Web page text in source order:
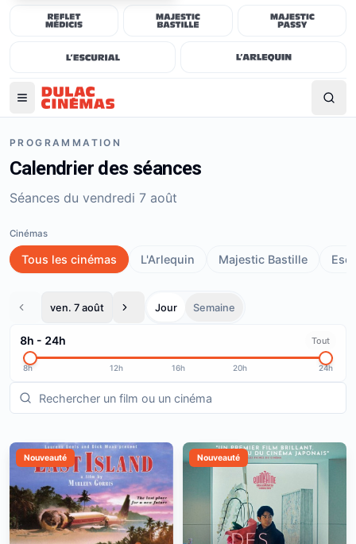
PROGRAMMATION
Calendrier des séances
Séances du vendredi 7 août
ven. 7 août Jour Semaine
8h - 24h Tout
8h 12h 16h 20h 24h
Cinémas
Tous les cinémas L'Arlequin Majestic Bastille
Nouveauté Nouveauté